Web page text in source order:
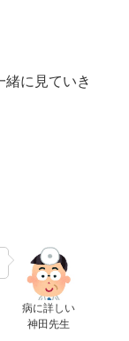
に見ていき
病に詳しい
神田先生